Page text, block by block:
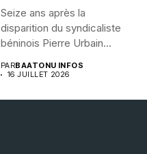
Seize ans après la
disparition du syndicaliste
béninois Pierre Urbain
PARBAATONU INFOS
16 JUILLET 2026